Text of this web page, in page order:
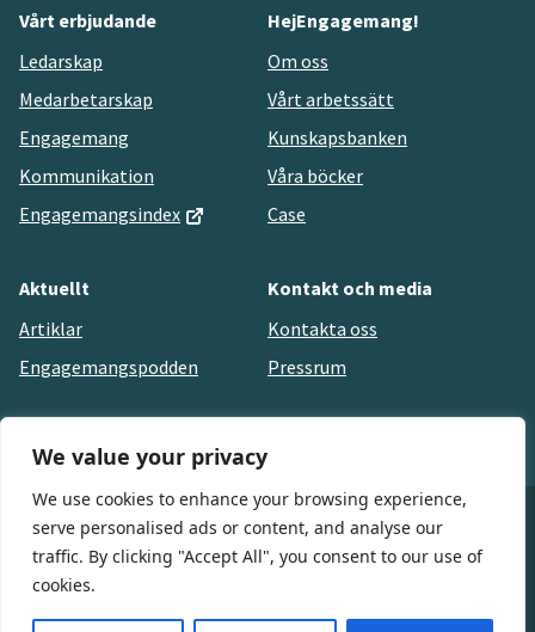
We value your privacy
We use cookies to enhance your browsing experience,
serve personalised ads or content, and analyse our
traffic. By clicking "Accept All", you consent to our use of
cookies.
Vårt erbjudande
Ledarskap
Medarbetarskap
Engagemang
Kommunikation
Engagemangsindex
HejEngagemang!
Om oss
Vårt arbetssätt
Kunskapsbanken
Våra böcker
Case
Aktuellt
Artiklar
Engagemangspodden
Kontakt och media
Kontakta oss
Pressrum
© HejEngagemang 2021
Cookies
Privacy Policy